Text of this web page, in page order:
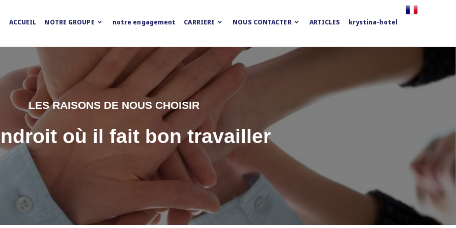
ACCUEIL NOTRE GROUPE notre engagement CARRIERE NOUS CONTACTER ARTICLES krystina-hotel
LES RAISONS DE NOUS CHOISIR
où il fait bon travailler